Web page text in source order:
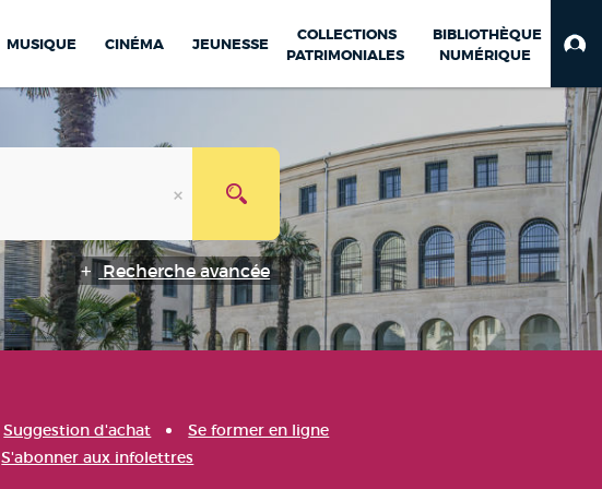
MUSIQUE CINÉMA JEUNESSE
COLLECTIONS
PATRIMONIALES
BIBLIOTHÈQUE
NUMÉRIQUE
Recherche avancée
Suggestion d'achat
Se former en ligne
S'abonner aux infolettres